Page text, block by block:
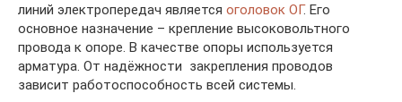
линий электропередач является оголовок ОГ. Его
основное назначение – крепление высоковольтного
провода к опоре. В качестве опоры используется
арматура. От надёжности закрепления проводов
зависит работоспособность всей системы.